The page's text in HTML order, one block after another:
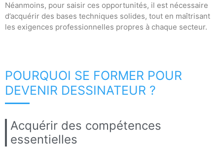
Néanmoins, pour saisir ces opportunités, il est nécessaire
d’acquérir des bases techniques solides, tout en maîtrisant
les exigences professionnelles propres à chaque secteur.
POURQUOI SE FORMER POUR
DEVENIR DESSINATEUR ?
Acquérir des compétences
essentielles